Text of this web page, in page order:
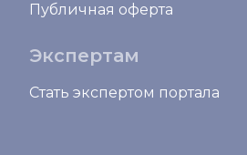
Публичная оферта
Экспертам
Стать экспертом портала